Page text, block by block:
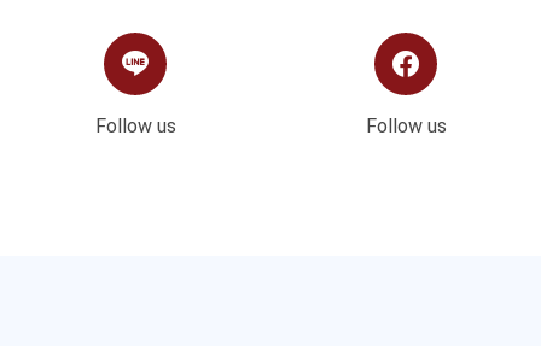
Follow us Follow us